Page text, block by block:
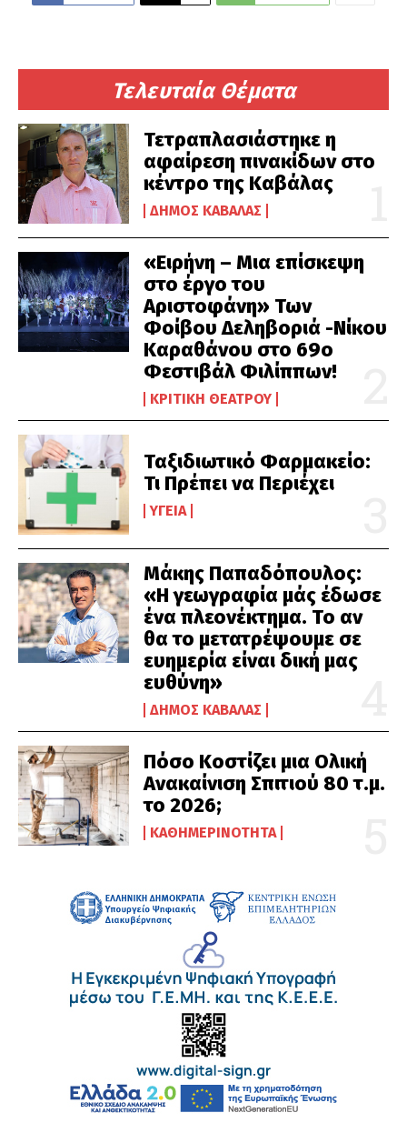
Τελευταία Θέματα
Τετραπλασιάστηκε η
αφαίρεση πινακίδων στο
κέντρο της Καβάλας
ΔΉΜΟΣ ΚΑΒΆΛΑΣ
«Ειρήνη – Μια επίσκεψη
στο έργο του
Αριστοφάνη» Των
Φοίβου Δεληβοριά -Νίκου
Καραθάνου στο 69ο
Φεστιβάλ Φιλίππων!
ΚΡΙΤΙΚΉ ΘΕΆΤΡΟΥ
Ταξιδιωτικό Φαρμακείο:
Τι Πρέπει να Περιέχει
ΥΓΕΊΑ
Μάκης Παπαδόπουλος:
«Η γεωγραφία μάς έδωσε
ένα πλεονέκτημα. Το αν
θα το μετατρέψουμε σε
ευημερία είναι δική μας
ευθύνη»
ΔΉΜΟΣ ΚΑΒΆΛΑΣ
Πόσο Κοστίζει μια Ολική
Ανακαίνιση Σπιτιού 80 τ.μ.
το 2026;
ΚΑΘΗΜΕΡΙΝΌΤΗΤΑ